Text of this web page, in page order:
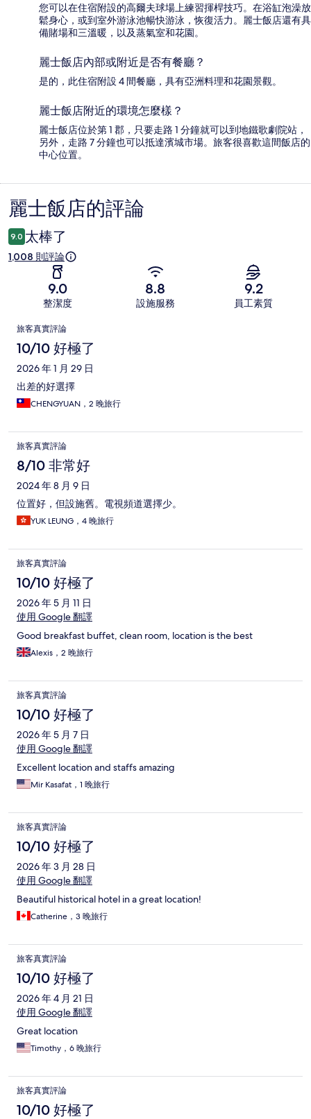
您可以在住宿附設的高爾夫球場上練習揮桿技巧。在浴缸泡澡放
鬆身心，或到室外游泳池暢快游泳，恢復活力。麗士飯店還有具
備賭場和三溫暖，以及蒸氣室和花園。
麗士飯店內部或附近是否有餐廳？
是的，此住宿附設 4 間餐廳，具有亞洲料理和花園景觀。
麗士飯店附近的環境怎麼樣？
麗士飯店位於第 1 郡，只要走路 1 分鐘就可以到地鐵歌劇院站，
另外，走路 7 分鐘也可以抵達濱城市場。旅客很喜歡這間飯店的
中心位置。
評
論
麗士飯店的評論
9.0 太棒了
1,008 則評論
9.0
整潔度
8.8
設施服務
9.2
員工素質
評
論
旅客真實評論
10/10 好極了
2026 年 1 月 29 日
出差的好選擇
CHENGYUAN，2 晚旅行
旅客真實評論
8/10 非常好
2024 年 8 月 9 日
位置好，但設施舊。電視頻道選擇少。
YUK LEUNG，4 晚旅行
旅客真實評論
10/10 好極了
2026 年 5 月 11 日
使用 Google 翻譯
Good breakfast buffet, clean room, location is the best
Alexis，2 晚旅行
旅客真實評論
10/10 好極了
2026 年 5 月 7 日
使用 Google 翻譯
Excellent location and staffs amazing
Mir Kasafat，1 晚旅行
旅客真實評論
10/10 好極了
2026 年 3 月 28 日
使用 Google 翻譯
Beautiful historical hotel in a great location!
Catherine，3 晚旅行
旅客真實評論
10/10 好極了
2026 年 4 月 21 日
使用 Google 翻譯
Great location
Timothy，6 晚旅行
旅客真實評論
10/10 好極了